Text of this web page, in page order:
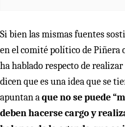
Si bien las mismas fuentes
en el comité político de Piñera
ha hablado respecto de
dicen que es una idea que se
apuntan aque no se puede
deben hacerse cargo y